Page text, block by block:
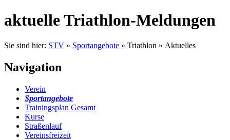
aktuelle Triathlon-Meldungen
Sie sind hier: STV » Sportangebote » Triathlon » Aktuelles
Navigation
Verein
Sportangebote
Trainingsplan Gesamt
Kurse
Straßenlauf
Vereinsfreizeit